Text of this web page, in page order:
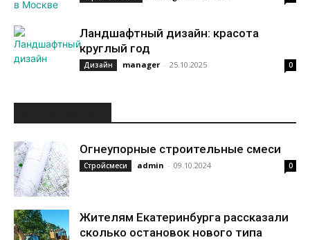
Ландшафтный дизайн: красота
круглый год
Дизайн manager - 25.10.2025 0
Огнеупорные строительные смеси
Стройсмеси admin - 09.10.2024 0
Жителям Екатеринбурга рассказали
сколько остановок нового типа